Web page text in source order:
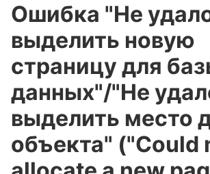
Ошибка "Не
выделить новую
страницу для
данных"/"Не
выделить место
объекта" ("Could